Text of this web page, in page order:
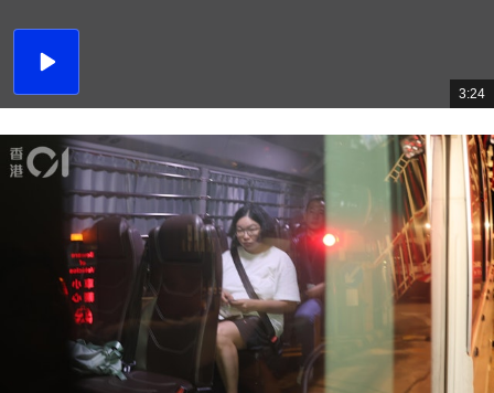
播
總
共
間
3:24